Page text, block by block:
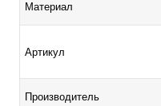
Материал
Артикул
Производитель